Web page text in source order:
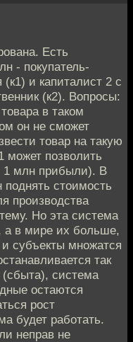
Есть
- покупатель-
и капиталист 2 с
(к2). Вопросы:
в таком
он не сможет
товар на такую
может позволить
1 млн прибыли). В
стоимость
производства
Но эта система
а в мире их больше,
субъекты множатся
так
(сбыта), система
остаются
рост
будет работать.
неправ не